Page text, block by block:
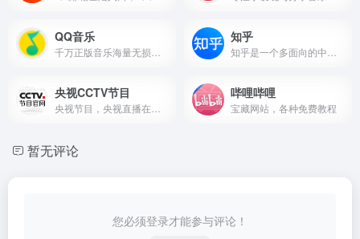
QQ音乐 知乎
央视CCTV节目 哔哩哔哩
宝藏网站，各种免费教程
暂无评论
您必须登录才能参与评论！